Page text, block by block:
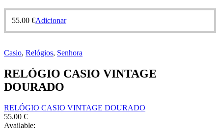
55.00 €Adicionar
Casio, Relógios, Senhora
RELÓGIO CASIO VINTAGE
DOURADO
RELÓGIO CASIO VINTAGE DOURADO
55.00 €
Available: